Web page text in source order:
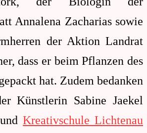
Annalena Zacharias sowie
der Aktion Landrat
dass er beim Pflanzen des
hat. Zudem bedanken
Künstlerin Sabine Jaekel
Kreativschule Lichtenau